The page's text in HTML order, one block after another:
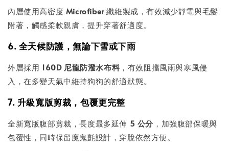
內層使用高密度 Microfiber纖維製成，有效減少靜電與毛髮
附著，觸感柔軟親膚，提升穿著舒適度。
6. 全天候防護，無論下雪或下雨
外層採用 160D 尼龍防潑水布料 ，有效阻擋風雨與寒風侵
入，在多變天氣中維持狗狗的舒適狀態。
7. 升級寬版剪裁，包覆更完整
全新寬版腹部剪裁，長度最多延伸 5 公分 ，加強腹部保暖與
包覆性，同時保留魔鬼氈設計，穿脫依然方便。